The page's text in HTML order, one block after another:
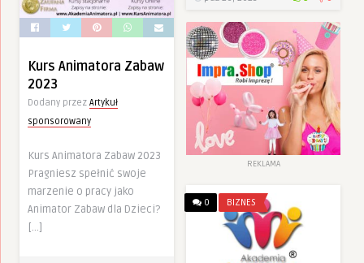
Kurs Animatora Zabaw
2023
Dodany przez Artykuł
sponsorowany
Kurs Animatora Zabaw 2023
Pragniesz spełnić swoje
marzenie o pracy jako
Animator Zabaw dla Dzieci?
[…]
REKLAMA
0 BIZNES